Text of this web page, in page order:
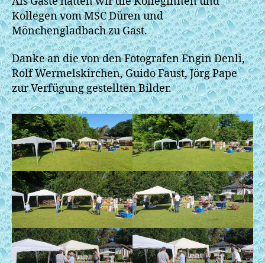
Kollegen vom MSC Düren und
Mönchengladbach zu Gast.
Danke an die von den Fotografen Engin Denli,
Rolf Wermelskirchen, Guido Faust, Jörg Pape
zur Verfügung gestellten Bilder.